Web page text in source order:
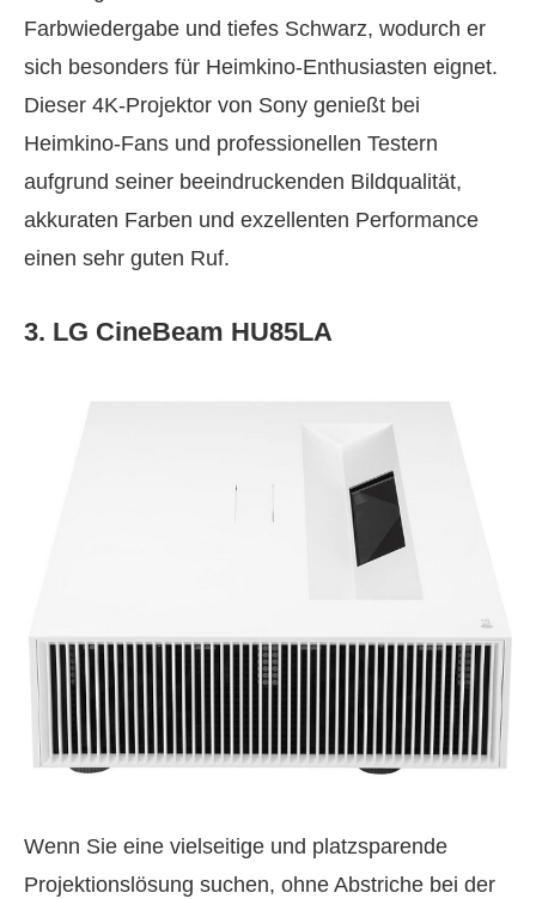
Farbwiedergabe und tiefes Schwarz, wodurch er
sich besonders für Heimkino‑Enthusiasten eignet.
Dieser 4K‑Projektor von Sony genießt bei
Heimkino‑Fans und professionellen Testern
aufgrund seiner beeindruckenden Bildqualität,
akkuraten Farben und exzellenten Performance
einen sehr guten Ruf.
3. LG CineBeam HU85LA
Wenn Sie eine vielseitige und platzsparende
Projektionslösung suchen, ohne Abstriche bei der